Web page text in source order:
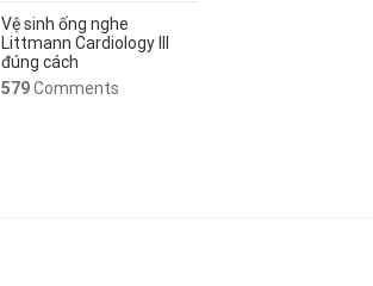
Vệ sinh ống nghe
Littmann Cardiology III
đúng cách
579Comments